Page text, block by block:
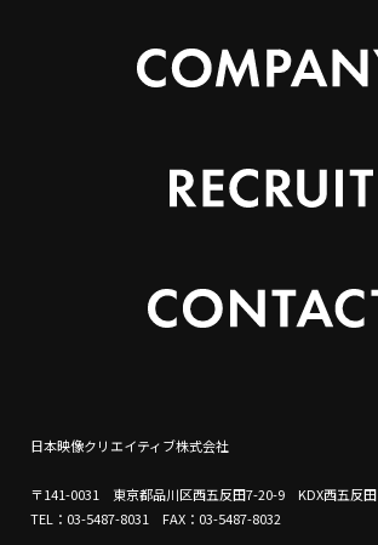
日本映像クリエイティブ株式会社
〒141-0031 東京都品川区西五反田7-20-9 KDX西五反田
TEL：03-5487-8031 FAX：03-5487-8032